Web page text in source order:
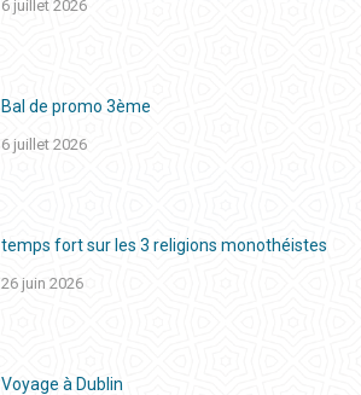
6 juillet 2026
Bal de promo 3ème
6 juillet 2026
temps fort sur les 3 religions monothéistes
26 juin 2026
Voyage à Dublin